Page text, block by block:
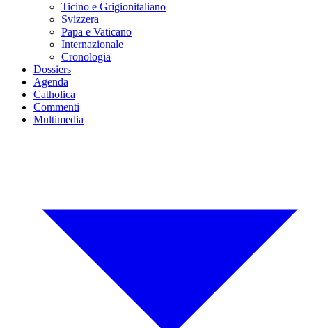
Ticino e Grigionitaliano
Svizzera
Papa e Vaticano
Internazionale
Cronologia
Dossiers
Agenda
Catholica
Commenti
Multimedia